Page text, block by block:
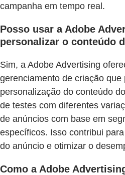
campanha em tempo real.
Posso usar a Adobe
personalizar o conteúdo
Sim, a Adobe Advertising
gerenciamento de criação que
personalização do conteúdo
de testes com diferentes
de anúncios com base em
específicos. Isso contribui
do anúncio e otimizar o
Como a Adobe